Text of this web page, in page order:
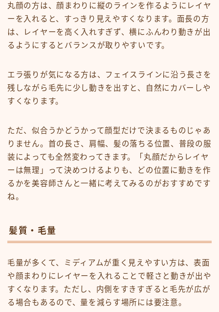
丸顔の方は、顔まわりに縦のラインを作るようにレイヤ
ーを入れると、すっきり見えやすくなります。面長の方
は、レイヤーを高く入れすぎず、横にふんわり動きが出
るようにするとバランスが取りやすいです。
エラ張りが気になる方は、フェイスラインに沿う長さを
残しながら毛先に少し動きを出すと、自然にカバーしや
すくなります。
ただ、似合うかどうかって顔型だけで決まるものじゃあ
りません。首の長さ、肩幅、髪の落ちる位置、普段の服
装によっても全然変わってきます。「丸顔だからレイヤ
ーは無理」って決めつけるよりも、どの位置に動きを作
るかを美容師さんと一緒に考えてみるのがおすすめです
ね。
髪質・毛量
毛量が多くて、ミディアムが重く見えやすい方は、表面
や顔まわりにレイヤーを入れることで軽さと動きが出や
すくなります。ただし、内側をすきすぎると毛先が広が
る場合もあるので、量を減らす場所には要注意。